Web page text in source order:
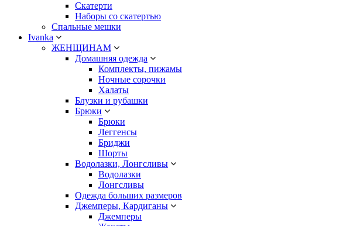
Скатерти
Наборы со скатертью
Спальные мешки
Ivanka
ЖЕНЩИНАМ
Домашняя одежда
Комплекты, пижамы
Ночные сорочки
Халаты
Блузки и рубашки
Брюки
Брюки
Леггенсы
Бриджи
Шорты
Водолазки, Лонгсливы
Водолазки
Лонгсливы
Одежда больших размеров
Джемперы, Кардиганы
Джемперы